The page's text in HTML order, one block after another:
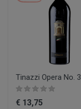
Tinazzi Opera No. 3
€ 13,75